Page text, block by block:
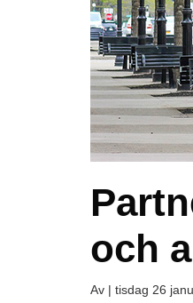
och
Av | tisdag 26